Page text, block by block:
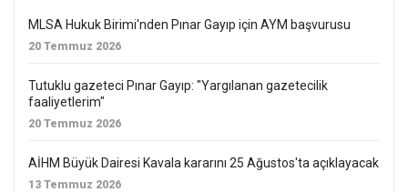
MLSA Hukuk Birimi'nden Pınar Gayıp için AYM başvurusu
20 Temmuz 2026
Tutuklu gazeteci Pınar Gayıp: "Yargılanan gazetecilik
faaliyetlerim"
20 Temmuz 2026
AİHM Büyük Dairesi Kavala kararını 25 Ağustos'ta açıklayacak
13 Temmuz 2026